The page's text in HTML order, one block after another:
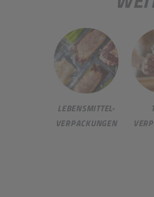
LEBENSMITTEL-
VERPACKUNGEN